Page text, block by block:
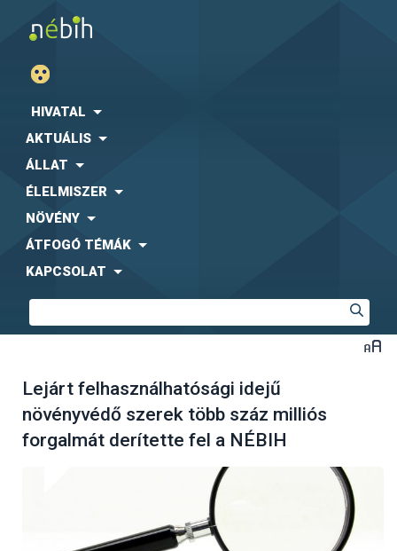
HIVATAL
AKTUÁLIS
ÁLLAT
ÉLELMISZER
NÖVÉNY
ÁTFOGÓ TÉMÁK
KAPCSOLAT
Lejárt felhasználhatósági idejű
növényvédő szerek több száz milliós
forgalmát derítette fel a NÉBIH